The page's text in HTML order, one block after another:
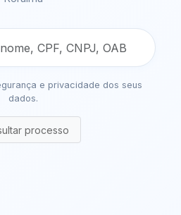
e privacidade dos seus
dados.
processo